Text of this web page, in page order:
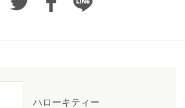
ハローキティー